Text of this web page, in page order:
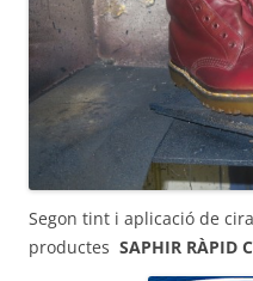
Segon tint i aplicació de
productes SAPHIR RÀPID